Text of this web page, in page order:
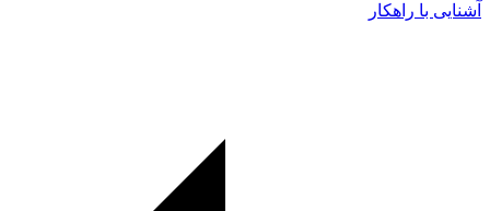
آشنایی با راهکار